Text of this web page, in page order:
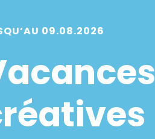
09.08.2026